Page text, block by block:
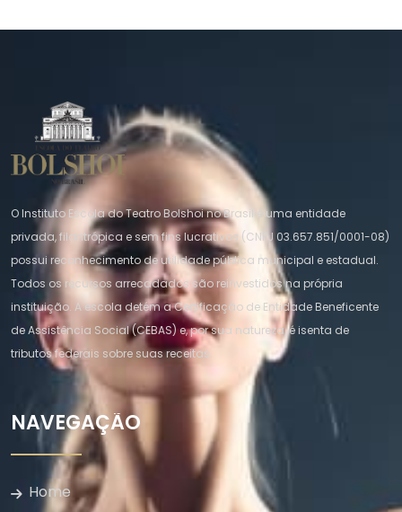
O Instituto Escola do Teatro Bolshoi no Brasil é uma entidade
privada, filantrópica e sem fins lucrativos (CNPJ 03.657.851/0001-08)
possui reconhecimento de utilidade pública municipal e estadual.
Todos os recursos arrecadados são reinvestidos na própria
instituição. A escola detém a Certificação de Entidade Beneficente
de Assistência Social (CEBAS) e, por sua natureza, é isenta de
tributos federais sobre suas receitas.
NAVEGAÇÃO
Home